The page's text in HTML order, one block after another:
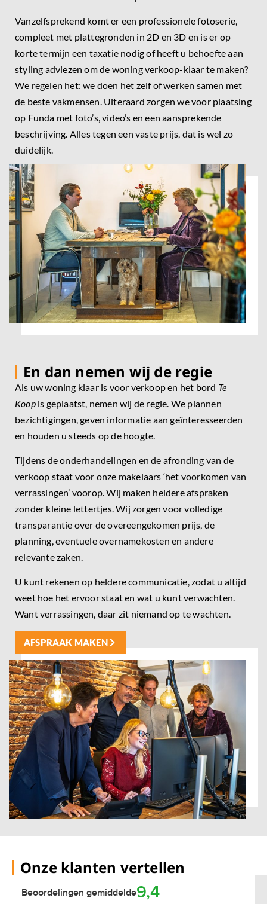
Vanzelfsprekend komt er een professionele fotoserie,
compleet met plattegronden in 2D en 3D en is er op
korte termijn een taxatie nodig of heeft u behoefte aan
styling adviezen om de woning verkoop-klaar te maken?
We regelen het: we doen het zelf of werken samen met
de beste vakmensen. Uiteraard zorgen we voor plaatsing
op Funda met foto’s, video’s en een aansprekende
beschrijving. Alles tegen een vaste prijs, dat is wel zo
duidelijk.
En dan nemen wij de regie
Als uw woning klaar is voor verkoop en het bord Te
Koop is geplaatst, nemen wij de regie. We plannen
bezichtigingen, geven informatie aan geïnteresseerden
en houden u steeds op de hoogte.
Tijdens de onderhandelingen en de afronding van de
verkoop staat voor onze makelaars ‘het voorkomen van
verrassingen’ voorop. Wij maken heldere afspraken
zonder kleine lettertjes. Wij zorgen voor volledige
transparantie over de overeengekomen prijs, de
planning, eventuele overnamekosten en andere
relevante zaken.
U kunt rekenen op heldere communicatie, zodat u altijd
weet hoe het ervoor staat en wat u kunt verwachten.
Want verrassingen, daar zit niemand op te wachten.
AFSPRAAK MAKEN
Onze klanten vertellen